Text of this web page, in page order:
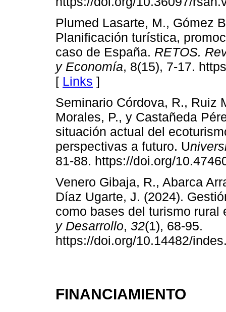
Plumed Lasarte, M., Gómez
Planificación turística,
caso de España. RETOS.
y Economía, 8(15), 7-17.
[ Links ]
Seminario Córdova, R., Ruiz
Morales, P., y Castañeda
situación actual del
perspectivas a futuro. U
81-88. https://doi.org/
Venero Gibaja, R., Abarca
Díaz Ugarte, J. (2024).
como bases del turismo
y Desarrollo, 32(1), 68-95.
https://doi.org/10.14482/
FINANCIAMIENTO